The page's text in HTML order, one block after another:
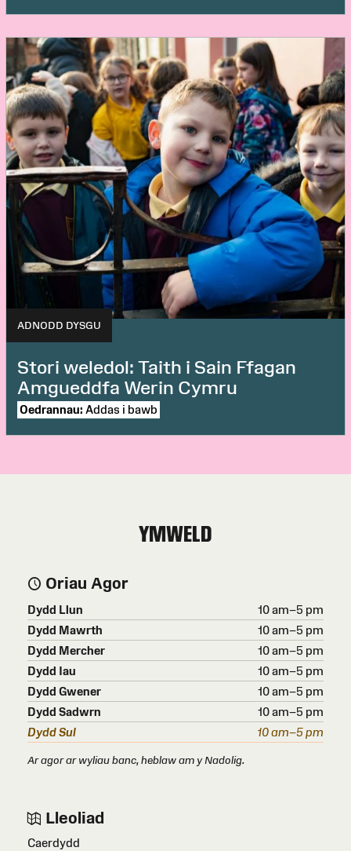
ADNODD DYSGU
Stori weledol: Taith i Sain Ffagan
Amgueddfa Werin Cymru
Oedrannau: Addas i bawb
YMWELD
Oriau Agor
Dydd Llun
10 am–5 pm
Dydd Mawrth
10 am–5 pm
Dydd Mercher
10 am–5 pm
Dydd Iau
10 am–5 pm
Dydd Gwener
10 am–5 pm
Dydd Sadwrn
10 am–5 pm
Dydd Sul
10 am–5 pm
Ar agor ar wyliau banc, heblaw am y Nadolig.
Lleoliad
Caerdydd